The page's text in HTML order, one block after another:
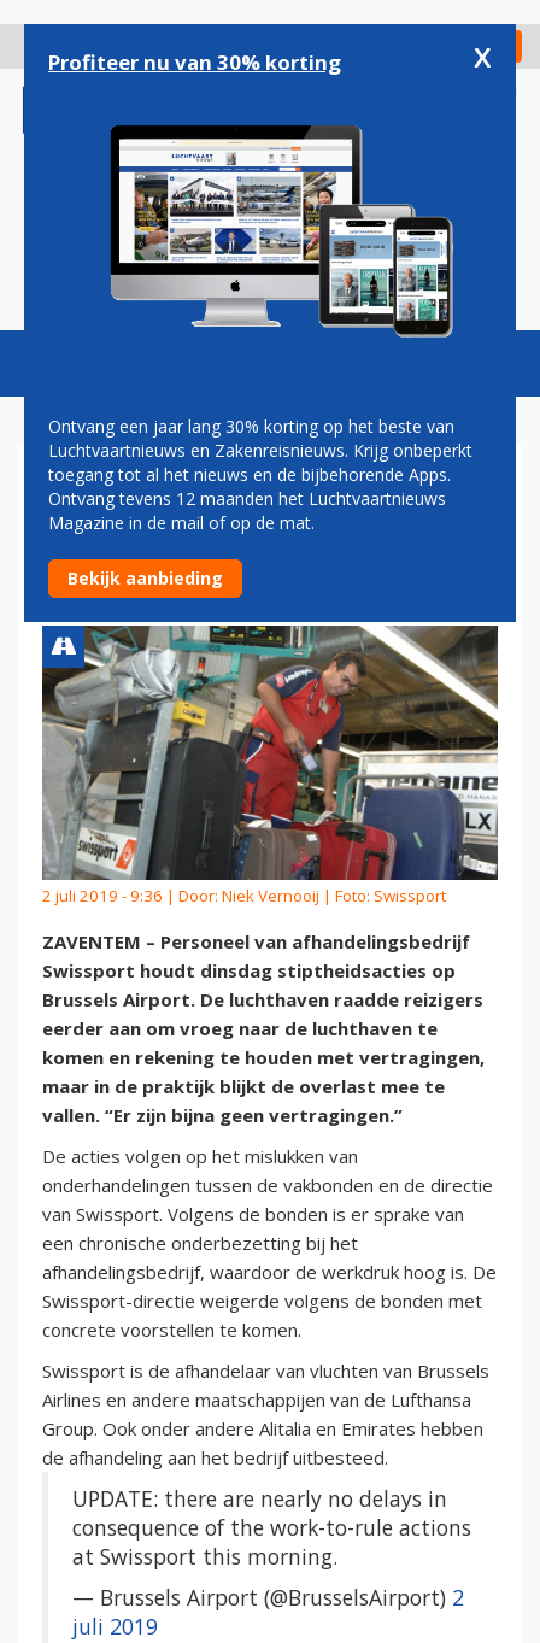
gaan
Check in
Magazine Podcasts Vacatures
OVERLAST DOOR
STIPTHEIDSACTIES OP
BRUSSELS AIRPORT VALT MEE
2 juli 2019 - 9:36 | Door: Niek Vernooij | Foto: Swissport
ZAVENTEM – Personeel van afhandelingsbedrijf
Swissport houdt dinsdag stiptheidsacties op
Brussels Airport. De luchthaven raadde reizigers
eerder aan om vroeg naar de luchthaven te
komen en rekening te houden met vertragingen,
maar in de praktijk blijkt de overlast mee te
vallen. “Er zijn bijna geen vertragingen.”
De acties volgen op het mislukken van
onderhandelingen tussen de vakbonden en de directie
van Swissport. Volgens de bonden is er sprake van
een chronische onderbezetting bij het
afhandelingsbedrijf, waardoor de werkdruk hoog is. De
Swissport-directie weigerde volgens de bonden met
concrete voorstellen te komen.
Swissport is de afhandelaar van vluchten van Brussels
Airlines en andere maatschappijen van de Lufthansa
Group. Ook onder andere Alitalia en Emirates hebben
de afhandeling aan het bedrijf uitbesteed.
UPDATE: there are nearly no delays in
consequence of the work-to-rule actions
at Swissport this morning.
— Brussels Airport (@BrusselsAirport) 2
juli 2019
Profiteer nu van 30% korting x
Ontvang een jaar lang 30% korting op het beste van
Luchtvaartnieuws en Zakenreisnieuws. Krijg onbeperkt
toegang tot al het nieuws en de bijbehorende Apps.
Ontvang tevens 12 maanden het Luchtvaartnieuws
Magazine in de mail of op de mat.
Bekijk aanbieding